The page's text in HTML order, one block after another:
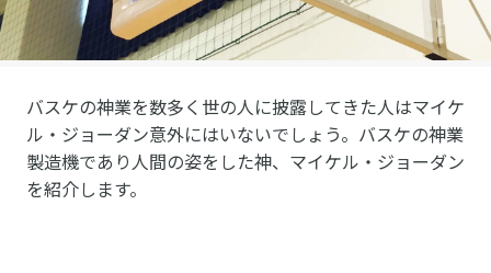
バスケの神業を数多く世の人に披露してきた人はマイケ
ル・ジョーダン意外にはいないでしょう。バスケの神業
製造機であり人間の姿をした神、マイケル・ジョーダン
を紹介します。